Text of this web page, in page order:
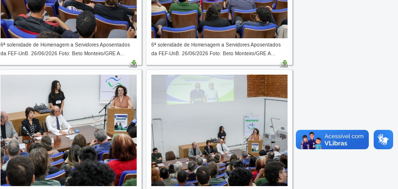
6ª solenidade de Homenagem a Servidores Aposentados
da FEF-UnB. 26/06/2026 Foto: Beto Monteiro/GRE A...
6ª solenidade de Homenagem a Servidores Aposentados
da FEF-UnB. 26/06/2026 Foto: Beto Monteiro/GRE A...